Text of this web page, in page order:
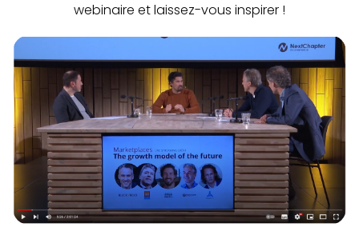
webinaire et laissez-vous inspirer !